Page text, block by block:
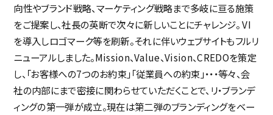
向性やブランド戦略、マーケティング戦略まで多岐に亘る施策
をご提案し、社長の英断で次々に新しいことにチャレンジ。 VI
を導入しロゴマーク等を刷新。それに伴いウェブサイトもフルリ
ニューアルしました。Mission、Value、Vision、CREDOを策定
し、「お客様への7つのお約束」「従業員への約束」・・・等々、会
社の内部にまで密接に関わらせていただくことで、リ・ブランデ
ィングの第一弾が成立。現在は第二弾のブランディングをベー
お問い合わせ
採用に関するお問い合わせ
プライバシーポリシー